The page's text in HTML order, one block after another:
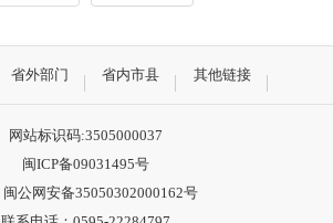
省外部门 省内市县 其他链接
网站标识码:3505000037
闽ICP备09031495号
闽公网安备35050302000162号